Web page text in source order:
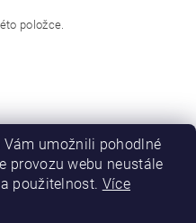
položce.
umožnili pohodlné
provozu webu neustále
použitelnost. Více